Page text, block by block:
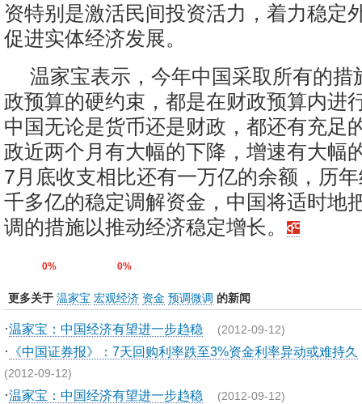
资特别是激活民间投资活力，着力稳定
促进实体经济发展。
温家宝表示，今年中国采取所有的措
政预算的硬约束，都是在财政预算内进
中国无论是货币还是财政，都还有充足
政近两个月有大幅的下降，增速有大幅
7月底收支相比还有一万亿的余额，历
千多亿的稳定调解资金，中国将适时地
调的措施以推动经济稳定增长。
0% 0%
更多关于 温家宝 宏观经济 资金 预调微调 的新闻
·温家宝：中国经济有望进一步趋稳 (2012-09-12)
· 《中国证券报》：7天回购利率跌至3%资金利率异动或难持久
(2012-09-12)
·温家宝：中国经济有望进一步趋稳 (2012-09-12)